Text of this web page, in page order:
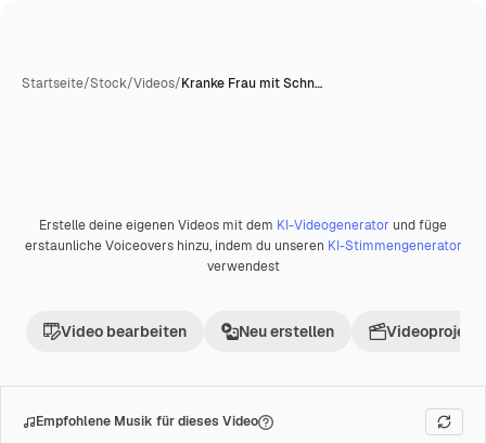
Startseite/Stock/Videos/Kranke Frau mit Schn…
Erstelle deine eigenen Videos mit dem KI-Videogenerator und füge
erstaunliche Voiceovers hinzu, indem du unseren KI-Stimmengenerator
verwendest
Video bearbeiten Neu erstellen Videoprojekt
Empfohlene Musik für dieses Video